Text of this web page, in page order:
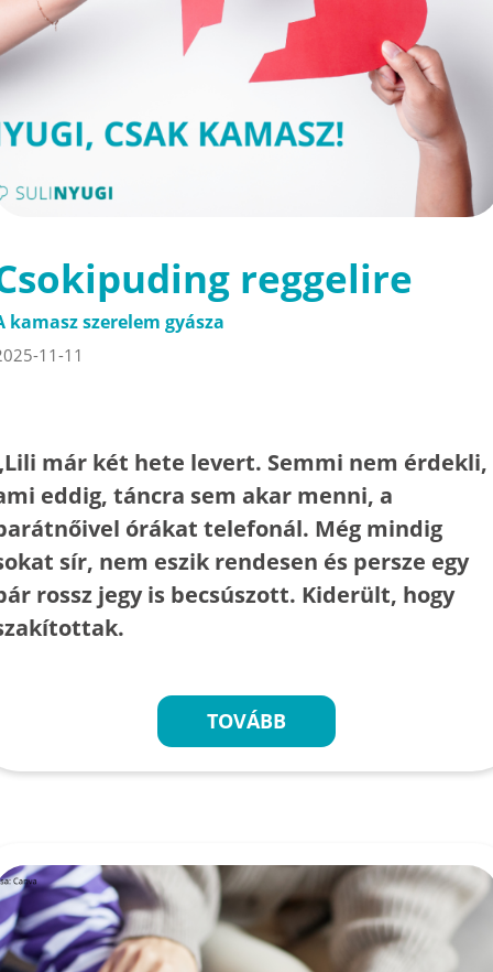
reggelire
kamasz szerelem gyásza
11-11
már két hete levert. Semmi nem érdekli,
eddig, táncra sem akar menni, a
órákat telefonál. Még mindig
sír, nem eszik rendesen és persze egy
rossz jegy is becsúszott. Kiderült, hogy
TOVÁBB